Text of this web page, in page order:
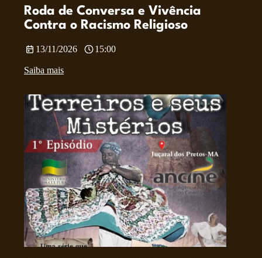
Roda de Conversa e Vivência
Contra o Racismo Religioso
13/11/2026 15:00
Saiba mais